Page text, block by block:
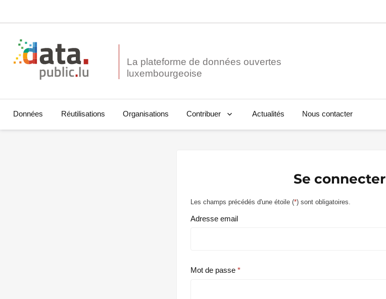
La plateforme de données ouvertes
Données Réutilisations Organisations Contribuer Actualités Nous contacter
Se connecter
Les champs précédés d'une étoile (*) sont obligatoires.
Adresse email
Mot de passe